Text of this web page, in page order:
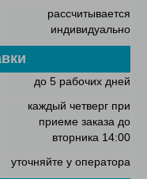
рассчитывается
индивидуально
до 5 рабочих дней
каждый четверг при
приеме заказа до
вторника 14:00
уточняйте у оператора